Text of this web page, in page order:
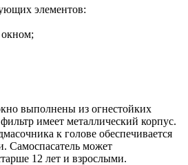
элементов:
выполнены из огнестойких
имеет металлический корпус.
к голове обеспечивается
Самоспасатель может
12 лет и взрослыми.